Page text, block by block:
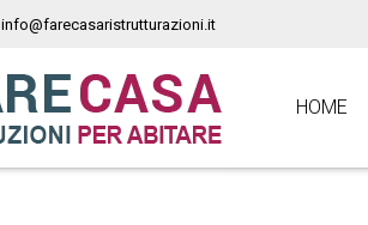
info@farecasaristrutturazioni.it
HOME